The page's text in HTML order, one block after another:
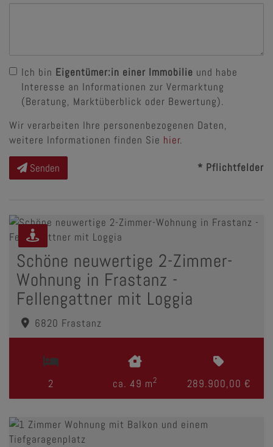
Ich bin Eigentümer:in einer Immobilie und habe
Interesse an Informationen zur Vermarktung
(Beratung, Marktüberblick oder Bewertung).
Wir verarbeiten Ihre personenbezogenen Daten,
weitere Informationen finden Sie hier.
Senden * Pflichtfelder
Schöne neuwertige 2-Zimmer-
Wohnung in Frastanz -
Fellengattner mit Loggia
6820 Frastanz
2 ca. 49 m2 289.900,00 €